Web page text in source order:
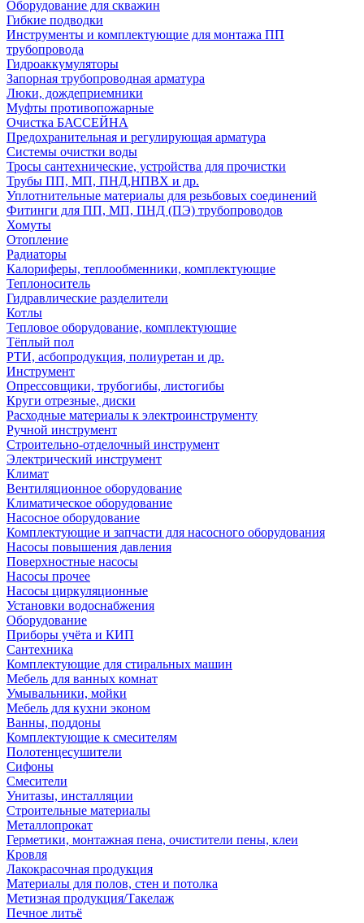
Оборудование для скважин
Гибкие подводки
Инструменты и комплектующие для монтажа ПП
трубопровода
Гидроаккумуляторы
Запорная трубопроводная арматура
Люки, дождеприемники
Муфты противопожарные
Очистка БАССЕЙНА
Предохранительная и регулирующая арматура
Системы очистки воды
Тросы сантехнические, устройства для прочистки
Трубы ПП, МП, ПНД,НПВХ и др.
Уплотнительные материалы для резьбовых соединений
Фитинги для ПП, МП, ПНД (ПЭ) трубопроводов
Хомуты
Отопление
Радиаторы
Калориферы, теплообменники, комплектующие
Теплоноситель
Гидравлические разделители
Котлы
Тепловое оборудование, комплектующие
Тёплый пол
РТИ, асбопродукция, полиуретан и др.
Инструмент
Опрессовщики, трубогибы, листогибы
Круги отрезные, диски
Расходные материалы к электроинструменту
Ручной инструмент
Строительно-отделочный инструмент
Электрический инструмент
Климат
Вентиляционное оборудование
Климатическое оборудование
Насосное оборудование
Комплектующие и запчасти для насосного оборудования
Насосы повышения давления
Поверхностные насосы
Насосы прочее
Насосы циркуляционные
Установки водоснабжения
Оборудование
Приборы учёта и КИП
Сантехника
Комплектующие для стиральных машин
Мебель для ванных комнат
Умывальники, мойки
Мебель для кухни эконом
Ванны, поддоны
Комплектующие к смесителям
Полотенцесушители
Сифоны
Смесители
Унитазы, инсталляции
Строительные материалы
Металлопрокат
Герметики, монтажная пена, очистители пены, клеи
Кровля
Лакокрасочная продукция
Материалы для полов, стен и потолка
Метизная продукция/Такелаж
Печное литьё